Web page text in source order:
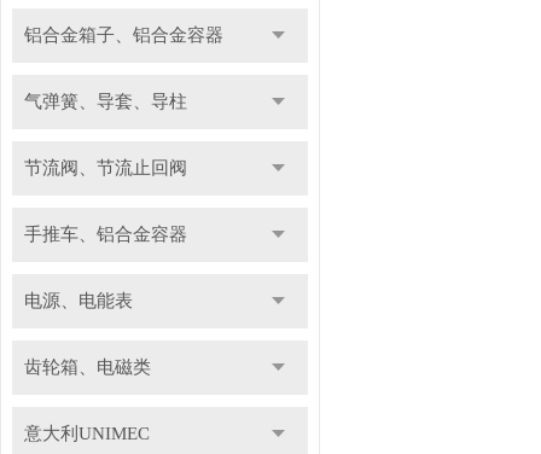
铝合金箱子、铝合金容器
气弹簧、导套、导柱
节流阀、节流止回阀
手推车、铝合金容器
电源、电能表
齿轮箱、电磁类
意大利UNIMEC